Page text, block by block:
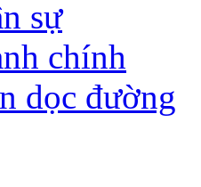
sự
chính
dọc đường